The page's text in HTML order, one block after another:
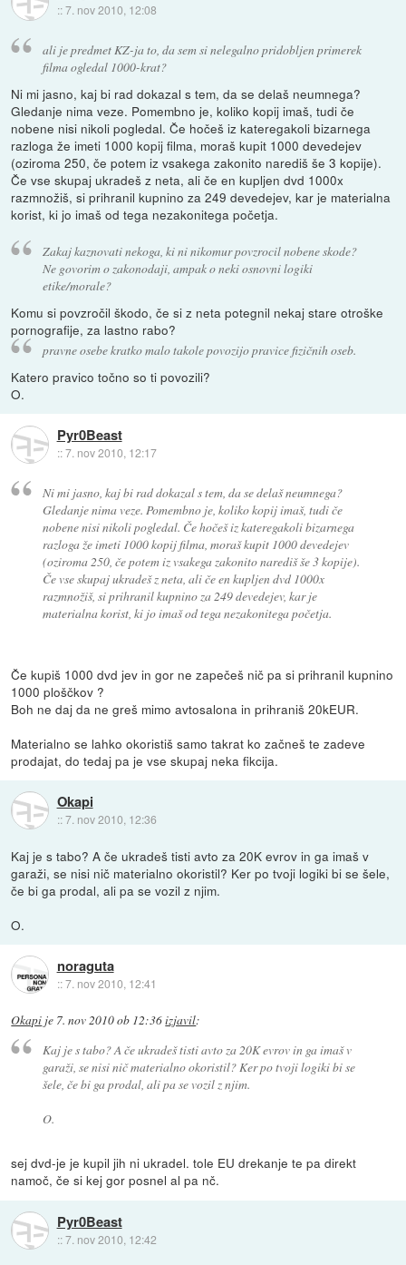
::7. nov 2010, 12:08
ali je predmet KZ-ja to, da sem si nelegalno pridobljen primerek
filma ogledal 1000-krat?
Ni mi jasno, kaj bi rad dokazal s tem, da se delaš neumnega?
Gledanje nima veze. Pomembno je, koliko kopij imaš, tudi če
nobene nisi nikoli pogledal. Če hočeš iz kateregakoli bizarnega
razloga že imeti 1000 kopij filma, moraš kupit 1000 devedejev
(oziroma 250, če potem iz vsakega zakonito narediš še 3 kopije).
Če vse skupaj ukradeš z neta, ali če en kupljen dvd 1000x
razmnožiš, si prihranil kupnino za 249 devedejev, kar je materialna
korist, ki jo imaš od tega nezakonitega početja.
Zakaj kaznovati nekoga, ki ni nikomur povzrocil nobene skode?
Ne govorim o zakonodaji, ampak o neki osnovni logiki
etike/morale?
Komu si povzročil škodo, če si z neta potegnil nekaj stare otroške
pornografije, za lastno rabo?
pravne osebe kratko malo takole povozijo pravice fizičnih oseb.
Katero pravico točno so ti povozili?
O.
Pyr0Beast
::7. nov 2010, 12:17
Ni mi jasno, kaj bi rad dokazal s tem, da se delaš neumnega?
Gledanje nima veze. Pomembno je, koliko kopij imaš, tudi če
nobene nisi nikoli pogledal. Če hočeš iz kateregakoli bizarnega
razloga že imeti 1000 kopij filma, moraš kupit 1000 devedejev
(oziroma 250, če potem iz vsakega zakonito narediš še 3 kopije).
Če vse skupaj ukradeš z neta, ali če en kupljen dvd 1000x
razmnožiš, si prihranil kupnino za 249 devedejev, kar je
materialna korist, ki jo imaš od tega nezakonitega početja.
Če kupiš 1000 dvd jev in gor ne zapečeš nič pa si prihranil kupnino
1000 ploščkov ?
Boh ne daj da ne greš mimo avtosalona in prihraniš 20kEUR.
Materialno se lahko okoristiš samo takrat ko začneš te zadeve
prodajat, do tedaj pa je vse skupaj neka fikcija.
Okapi
::7. nov 2010, 12:36
Kaj je s tabo? A če ukradeš tisti avto za 20K evrov in ga imaš v
garaži, se nisi nič materialno okoristil? Ker po tvoji logiki bi se šele,
če bi ga prodal, ali pa se vozil z njim.
O.
noraguta
::7. nov 2010, 12:41
Okapi je 7. nov 2010 ob 12:36izjavil:
Kaj je s tabo? A če ukradeš tisti avto za 20K evrov in ga imaš v
garaži, se nisi nič materialno okoristil? Ker po tvoji logiki bi se
šele, če bi ga prodal, ali pa se vozil z njim.
O.
sej dvd-je je kupil jih ni ukradel. tole EU drekanje te pa direkt
namoč, če si kej gor posnel al pa nč.
Pyr0Beast
::7. nov 2010, 12:42